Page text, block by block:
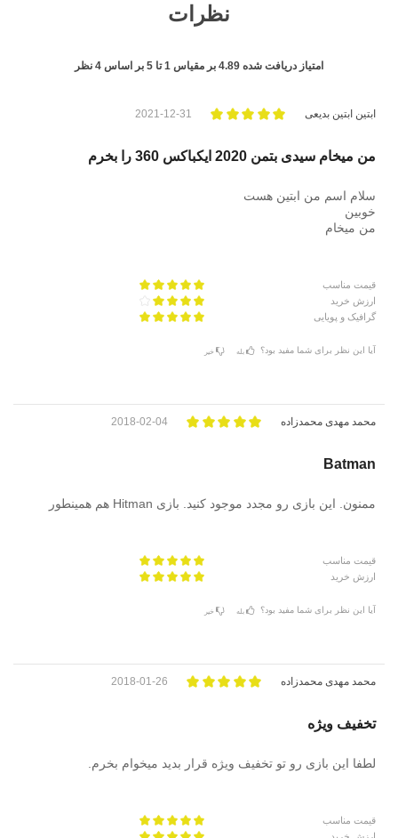
نظرات
امتیاز دریافت شده 4.89 بر مقیاس 1تا 5 بر اساس 4 نظر
ابتین ابتین بدیعی 2021-12-31
من میخام سیدی بتمن 2020 ایکباکس 360 را بخرم
سلام اسم من ابتین هست
خوبین
من میخام
قیمت مناسب
ارزش خرید
گرافیک و پویایی
آیا این نظر برای شما مفید بود؟ بله خیر
محمد مهدی محمدزاده 2018-02-04
Batman
ممنون. این بازی رو مجدد موجود کنید. بازی Hitman هم همینطور
قیمت مناسب
ارزش خرید
آیا این نظر برای شما مفید بود؟ بله خیر
محمد مهدی محمدزاده 2018-01-26
تخفیف ویژه
لطفا این بازی رو تو تخفیف ویژه قرار بدید میخوام بخرم.
قیمت مناسب